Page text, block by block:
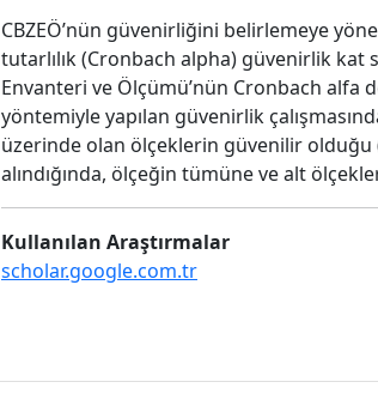
CBZEÖ’nün güvenirliğini belirlemeye
tutarlılık (Cronbach alpha) güvenirlik kat
Envanteri ve Ölçümü’nün Cronbach alfa
yöntemiyle yapılan güvenirlik
üzerinde olan ölçeklerin güvenilir olduğu
alındığında, ölçeğin tümüne ve alt
Kullanılan Araştırmalar
scholar.google.com.tr